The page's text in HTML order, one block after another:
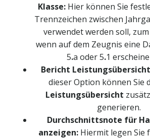
Klasse: Hier können Sie
Trennzeichen zwischen
verwendet werden soll,
wenn auf dem Zeugnis eine
5.a oder 5.1
Bericht Leistungsübersicht
dieser Option können Sie
Leistungsübersicht
generieren.
Durchschnittsnote für
anzeigen: Hiermit legen Sie